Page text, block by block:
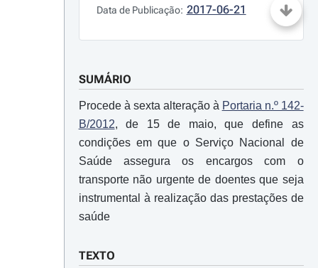
Data de Publicação: 2017-06-21
SUMÁRIO
Procede à sexta alteração à Portaria n.º 142-
B/2012, de 15 de maio, que define as
condições em que o Serviço Nacional de
Saúde assegura os encargos com o
transporte não urgente de doentes que seja
instrumental à realização das prestações de
saúde
TEXTO